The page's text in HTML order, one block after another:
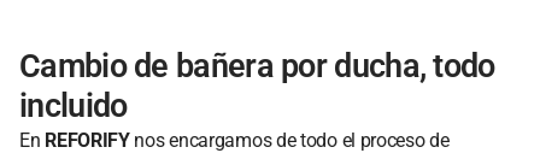
Cambio de bañera por ducha, todo
incluido
En REFORIFYnos encargamos de todo el proceso de